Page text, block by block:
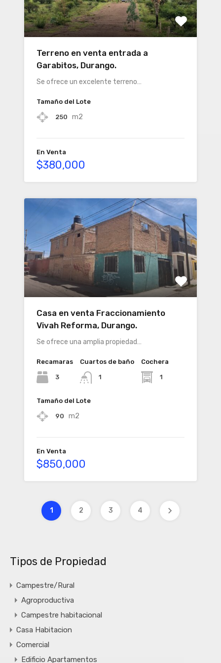
Terreno en venta entrada a
Garabitos, Durango.
Se ofrece un excelente terreno…
Tamaño del Lote
250 m2
En Venta
$380,000
Casa en venta Fraccionamiento
Vivah Reforma, Durango.
Se ofrece una amplia propiedad…
Recamaras
3
Cuartos de baño
1
Cochera
1
Tamaño del Lote
90 m2
En Venta
$850,000
1 2 3 4
Tipos de Propiedad
Campestre/Rural
Agroproductiva
Campestre habitacional
Casa Habitacion
Comercial
Edificio Apartamentos